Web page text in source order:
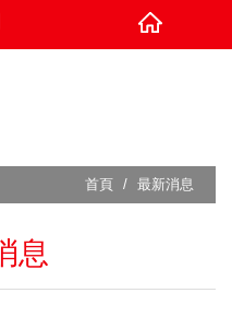
稱
首頁 最新消息
息